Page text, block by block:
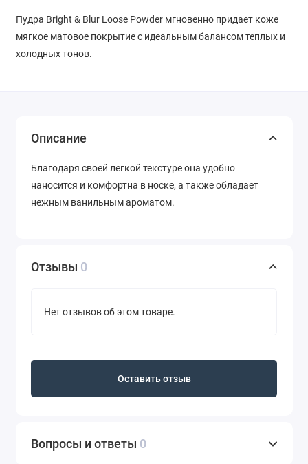
Пудра Bright & Blur Loose Powder мгновенно придает коже
мягкое матовое покрытие с идеальным балансом теплых и
холодных тонов.
Описание
Благодаря своей легкой текстуре она удобно
наносится и комфортна в носке, а также обладает
нежным ванильным ароматом.
Отзывы 0
Нет отзывов об этом товаре.
Оставить отзыв
Вопросы и ответы 0